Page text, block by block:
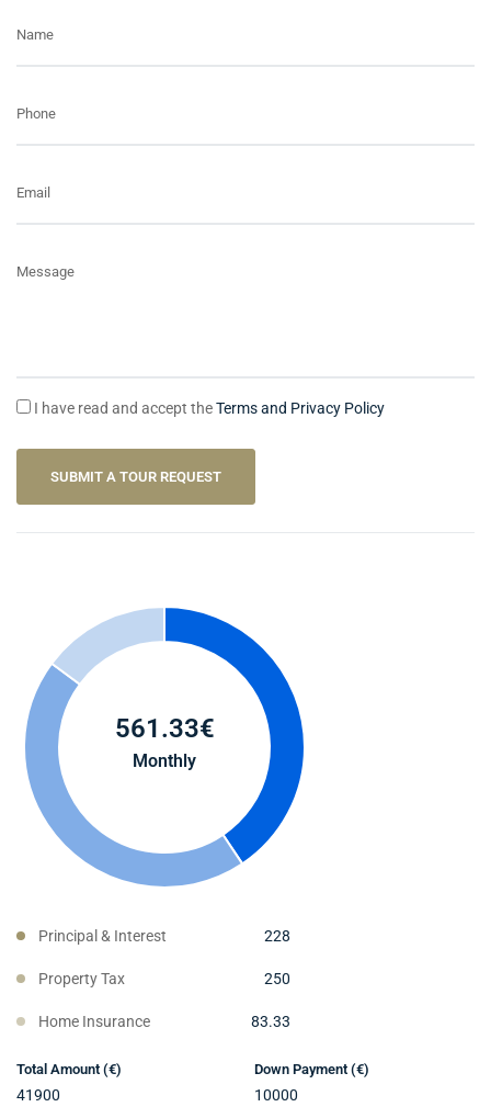
Name
Phone
Email
Message
I have read and accept theTerms and Privacy Policy
SUBMIT A TOUR REQUEST
561.33€
Monthly
Principal & Interest 228
Property Tax 250
Home Insurance 83.33
Total Amount (€) Down Payment (€)